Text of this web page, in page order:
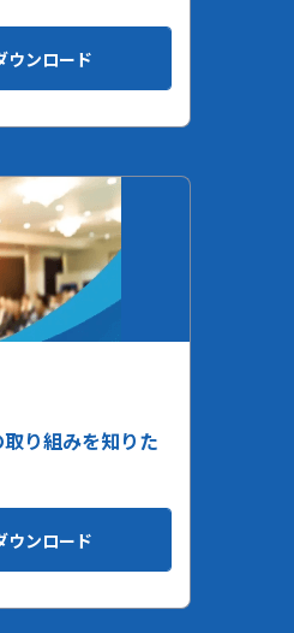
ウンロード
り組みを知りた
ウンロード